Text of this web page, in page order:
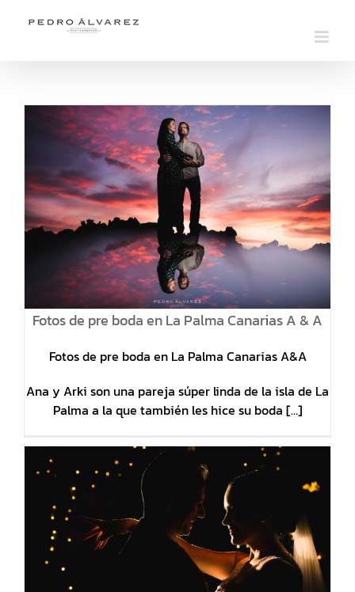
Fotos de pre boda en La Palma Canarias A & A
Fotos de pre boda en La Palma Canarias A&A
Ana y Arki son una pareja súper linda de la isla de La
Palma a la que también les hice su boda […]